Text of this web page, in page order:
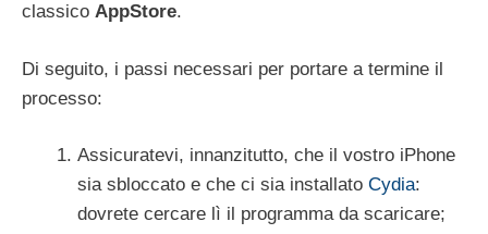
classico AppStore.
Di seguito, i passi necessari per portare a termine il
processo:
Assicuratevi, innanzitutto, che il vostro iPhone
sia sbloccato e che ci sia installato Cydia:
dovrete cercare lì il programma da scaricare;